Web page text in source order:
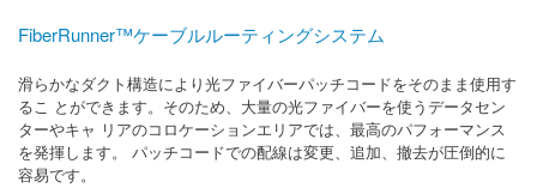
FiberRunner™ケーブルルーティングシステム
滑らかなダクト構造により光ファイバーパッチコードをそのまま使用す
るこ とができます。そのため、大量の光ファイバーを使うデータセン
ターやキャ リアのコロケーションエリアでは、最高のパフォーマンス
を発揮します。 パッチコードでの配線は変更、追加、撤去が圧倒的に
容易です。